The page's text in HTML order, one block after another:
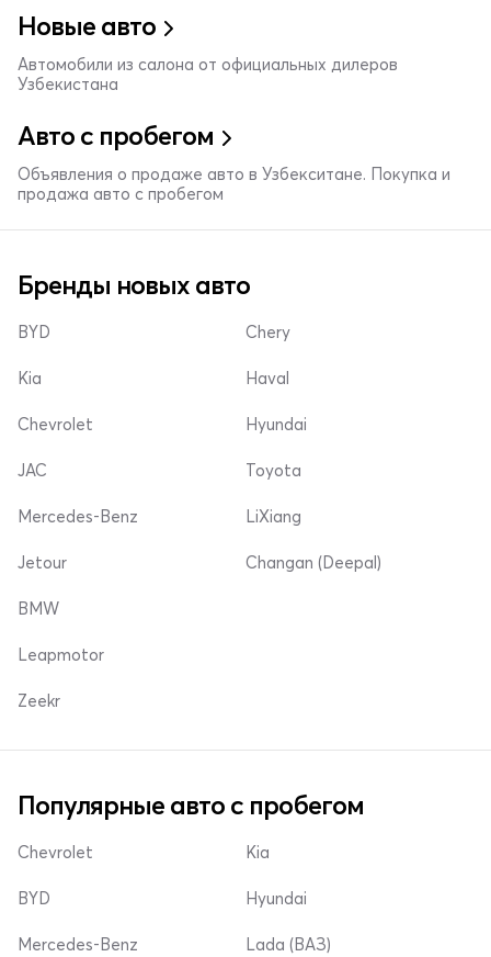
Новые авто
Автомобили из салона от официальных дилеров
Узбекистана
Авто с пробегом
Объявления о продаже авто в Узбекситане. Покупка и
продажа авто с пробегом
Бренды новых авто
BYD
Kia
Chevrolet
Chery
Haval
Hyundai
JAC
Mercedes-Benz
Jetour
Toyota
LiXiang
Changan (Deepal)
BMW
Leapmotor
Zeekr
Популярные авто с пробегом
Chevrolet
BYD
Mercedes-Benz
Kia
Hyundai
Lada (ВАЗ)